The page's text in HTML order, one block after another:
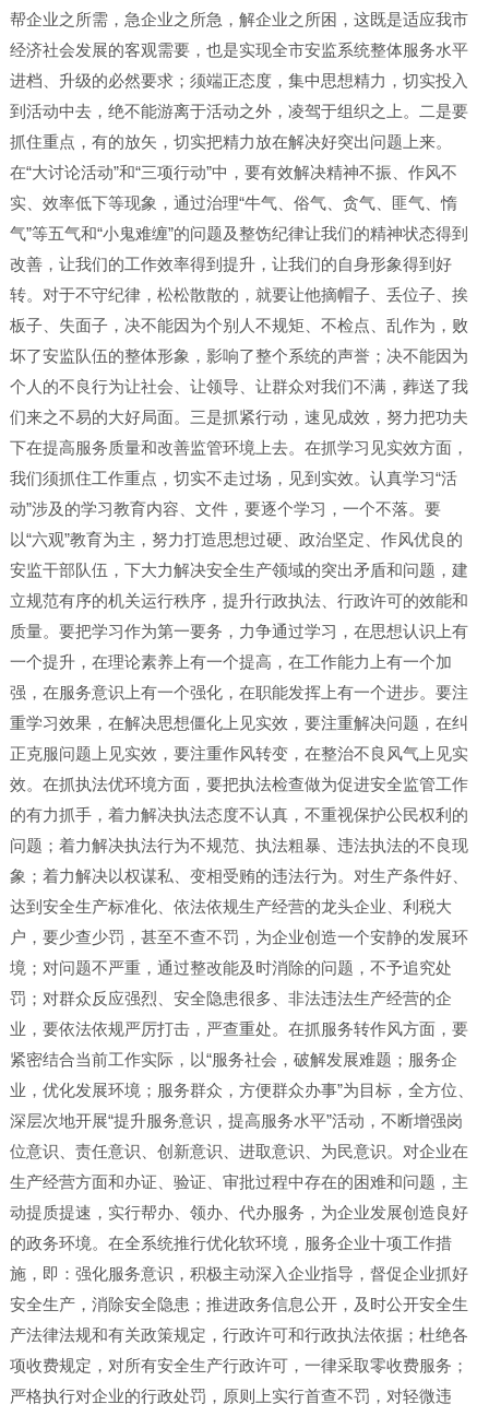
帮企业之所需，急企业之所急，解企业之所困，这既是适应我市
经济社会发展的客观需要，也是实现全市安监系统整体服务水平
进档、升级的必然要求；须端正态度，集中思想精力，切实投入
到活动中去，绝不能游离于活动之外，凌驾于组织之上。二是要
抓住重点，有的放矢，切实把精力放在解决好突出问题上来。
在“大讨论活动”和“三项行动”中，要有效解决精神不振、作风不
实、效率低下等现象，通过治理“牛气、俗气、贪气、匪气、惰
气”等五气和“小鬼难缠”的问题及整饬纪律让我们的精神状态得到
改善，让我们的工作效率得到提升，让我们的自身形象得到好
转。对于不守纪律，松松散散的，就要让他摘帽子、丢位子、挨
板子、失面子，决不能因为个别人不规矩、不检点、乱作为，败
坏了安监队伍的整体形象，影响了整个系统的声誉；决不能因为
个人的不良行为让社会、让领导、让群众对我们不满，葬送了我
们来之不易的大好局面。三是抓紧行动，速见成效，努力把功夫
下在提高服务质量和改善监管环境上去。在抓学习见实效方面，
我们须抓住工作重点，切实不走过场，见到实效。认真学习“活
动”涉及的学习教育内容、文件，要逐个学习，一个不落。要
以“六观”教育为主，努力打造思想过硬、政治坚定、作风优良的
安监干部队伍，下大力解决安全生产领域的突出矛盾和问题，建
立规范有序的机关运行秩序，提升行政执法、行政许可的效能和
质量。要把学习作为第一要务，力争通过学习，在思想认识上有
一个提升，在理论素养上有一个提高，在工作能力上有一个加
强，在服务意识上有一个强化，在职能发挥上有一个进步。要注
重学习效果，在解决思想僵化上见实效，要注重解决问题，在纠
正克服问题上见实效，要注重作风转变，在整治不良风气上见实
效。在抓执法优环境方面，要把执法检查做为促进安全监管工作
的有力抓手，着力解决执法态度不认真，不重视保护公民权利的
问题；着力解决执法行为不规范、执法粗暴、违法执法的不良现
象；着力解决以权谋私、变相受贿的违法行为。对生产条件好、
达到安全生产标准化、依法依规生产经营的龙头企业、利税大
户，要少查少罚，甚至不查不罚，为企业创造一个安静的发展环
境；对问题不严重，通过整改能及时消除的问题，不予追究处
罚；对群众反应强烈、安全隐患很多、非法违法生产经营的企
业，要依法依规严厉打击，严查重处。在抓服务转作风方面，要
紧密结合当前工作实际，以“服务社会，破解发展难题；服务企
业，优化发展环境；服务群众，方便群众办事”为目标，全方位、
深层次地开展“提升服务意识，提高服务水平”活动，不断增强岗
位意识、责任意识、创新意识、进取意识、为民意识。对企业在
生产经营方面和办证、验证、审批过程中存在的困难和问题，主
动提质提速，实行帮办、领办、代办服务，为企业发展创造良好
的政务环境。在全系统推行优化软环境，服务企业十项工作措
施，即：强化服务意识，积极主动深入企业指导，督促企业抓好
安全生产，消除安全隐患；推进政务信息公开，及时公开安全生
产法律法规和有关政策规定，行政许可和行政执法依据；杜绝各
项收费规定，对所有安全生产行政许可，一律采取零收费服务；
严格执行对企业的行政处罚，原则上实行首查不罚，对轻微违